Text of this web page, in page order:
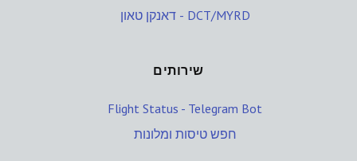
דאנקן טאון - DCT/MYRD
שירותים
Flight Status - Telegram Bot
חפש טיסות ומלונות